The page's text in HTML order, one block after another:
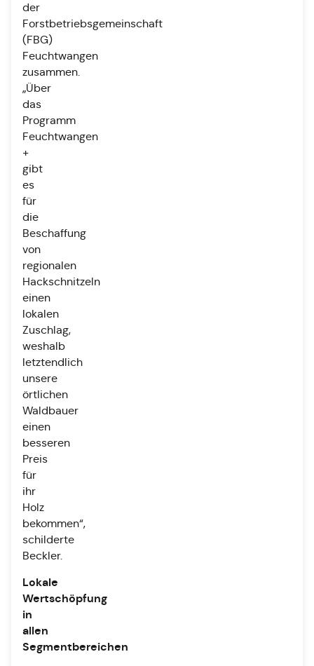
der
Forstbetriebsgemeinschaft
(FBG)
Feuchtwangen
zusammen.
„Über
das
Programm
Feuchtwangen
+
gibt
es
für
die
Beschaffung
von
regionalen
Hackschnitzeln
einen
lokalen
Zuschlag,
weshalb
letztendlich
unsere
örtlichen
Waldbauer
einen
besseren
Preis
für
ihr
Holz
bekommen“,
schilderte
Beckler.
Lokale
Wertschöpfung
in
allen
Segmentbereichen